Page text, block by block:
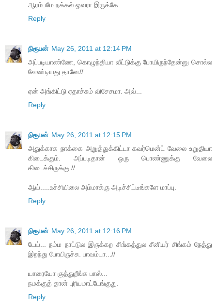
ஆரம்பமே நக்கல் ஓவரா இருக்கே.
Reply
நிரூபன் May 26, 2011 at 12:14 PM
அப்படியாண்ணே, கொழுந்தியா வீட்டுக்கு போயிருந்தேன்னு சொல்ல
வேண்டியது தானே//
ஏன் அங்கிட்டு ஏதாச்சும் விசேசமா. அவ்...
Reply
நிரூபன் May 26, 2011 at 12:15 PM
அதுக்காக நாக்கை அறுத்துக்கிட்டா கவர்மென்ட் வேலை உறுதியா
கிடைக்கும். அப்படிதான் ஒரு பொண்ணுக்கு வேலை
கிடைச்சிருக்கு.//
ஆய்.....உச்சியிலை அம்மாக்கு அடிச்சிட்டீங்களே மாப்பு.
Reply
நிரூபன் May 26, 2011 at 12:16 PM
டேய்... நம்ம நாட்டுல இருக்கற சிங்கத்துல சீனியர் சிங்கம் நேத்து
இறந்து போயிருச்சு. பாவம்டா...//
யாரையோ குத்துறீங்க பாஸ்...
நமக்குத் தான் புரியமாட்டேங்குது.
Reply